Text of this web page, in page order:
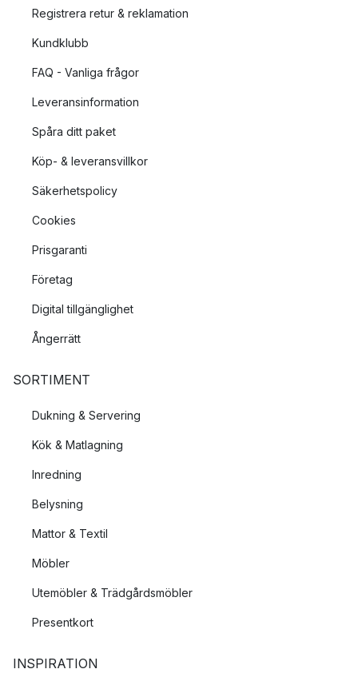
Registrera retur & reklamation
Kundklubb
FAQ - Vanliga frågor
Leveransinformation
Spåra ditt paket
Köp- & leveransvillkor
Säkerhetspolicy
Cookies
Prisgaranti
Företag
Digital tillgänglighet
Ångerrätt
SORTIMENT
Dukning & Servering
Kök & Matlagning
Inredning
Belysning
Mattor & Textil
Möbler
Utemöbler & Trädgårdsmöbler
Presentkort
INSPIRATION